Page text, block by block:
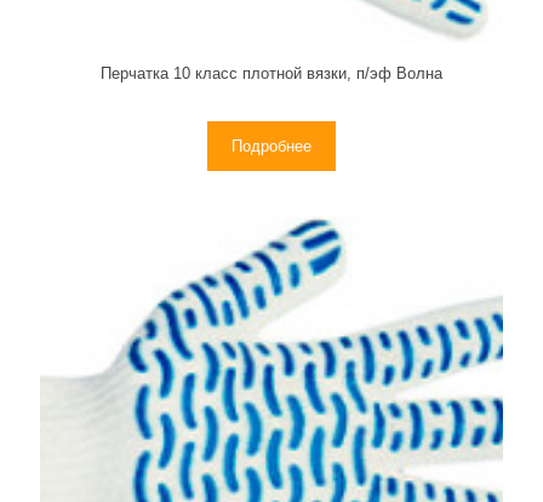
Перчатка 10 класс плотной вязки, п/эф Волна
Подробнее